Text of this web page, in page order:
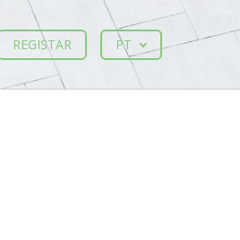
REGISTAR PT